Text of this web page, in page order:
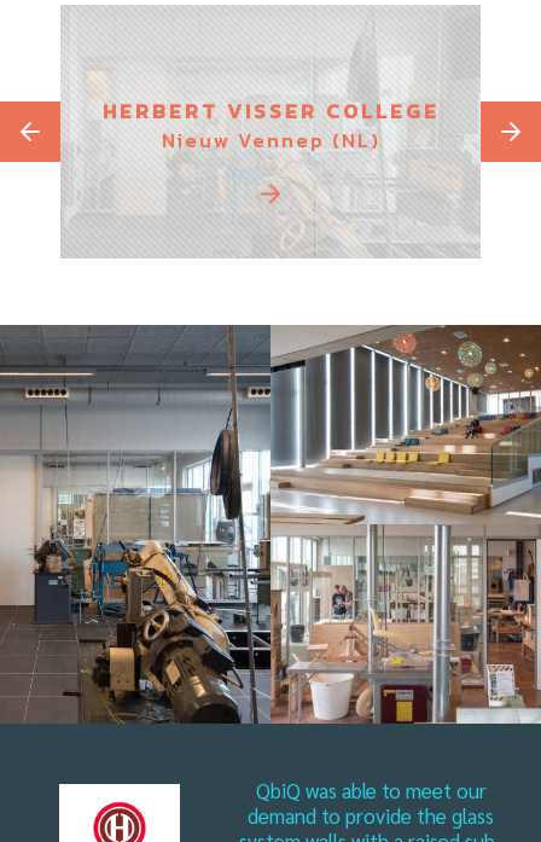
HERBERT VISSER COLLEGE
Nieuw Vennep (NL)
QbiQ was able to meet our
demand to provide the glass